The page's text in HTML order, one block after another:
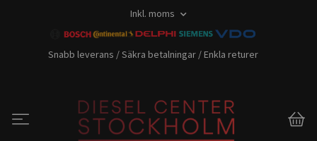
Inkl. moms
Snabb leverans / Säkra betalningar / Enkla returer